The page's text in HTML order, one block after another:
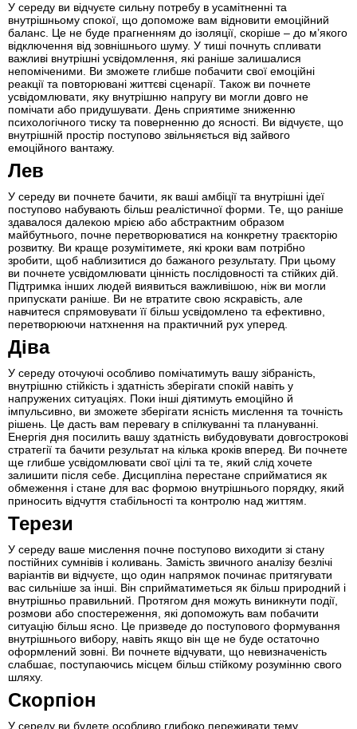
У середу ви відчуєте сильну потребу в усамітненні та
внутрішньому спокої, що допоможе вам відновити емоційний
баланс. Це не буде прагненням до ізоляції, скоріше – до м’якого
відключення від зовнішнього шуму. У тиші почнуть спливати
важливі внутрішні усвідомлення, які раніше залишалися
непоміченими. Ви зможете глибше побачити свої емоційні
реакції та повторювані життєві сценарії. Також ви почнете
усвідомлювати, яку внутрішню напругу ви могли довго не
помічати або придушувати. День сприятиме зниженню
психологічного тиску та поверненню до ясності. Ви відчуєте, що
внутрішній простір поступово звільняється від зайвого
емоційного вантажу.
Лев
У середу ви почнете бачити, як ваші амбіції та внутрішні ідеї
поступово набувають більш реалістичної форми. Те, що раніше
здавалося далекою мрією або абстрактним образом
майбутнього, почне перетворюватися на конкретну траєкторію
розвитку. Ви краще розумітимете, які кроки вам потрібно
зробити, щоб наблизитися до бажаного результату. При цьому
ви почнете усвідомлювати цінність послідовності та стійких дій.
Підтримка інших людей виявиться важливішою, ніж ви могли
припускати раніше. Ви не втратите свою яскравість, але
навчитеся спрямовувати її більш усвідомлено та ефективно,
перетворюючи натхнення на практичний рух уперед.
Діва
У середу оточуючі особливо помічатимуть вашу зібраність,
внутрішню стійкість і здатність зберігати спокій навіть у
напружених ситуаціях. Поки інші діятимуть емоційно й
імпульсивно, ви зможете зберігати ясність мислення та точність
рішень. Це дасть вам перевагу в спілкуванні та плануванні.
Енергія дня посилить вашу здатність вибудовувати довгострокові
стратегії та бачити результат на кілька кроків вперед. Ви почнете
ще глибше усвідомлювати свої цілі та те, який слід хочете
залишити після себе. Дисципліна перестане сприйматися як
обмеження і стане для вас формою внутрішнього порядку, який
приносить відчуття стабільності та контролю над життям.
Терези
У середу ваше мислення почне поступово виходити зі стану
постійних сумнівів і коливань. Замість звичного аналізу безлічі
варіантів ви відчуєте, що один напрямок починає притягувати
вас сильніше за інші. Він сприйматиметься як більш природний і
внутрішньо правильний. Протягом дня можуть виникнути події,
розмови або спостереження, які допоможуть вам побачити
ситуацію більш ясно. Це призведе до поступового формування
внутрішнього вибору, навіть якщо він ще не буде остаточно
оформлений зовні. Ви почнете відчувати, що невизначеність
слабшає, поступаючись місцем більш стійкому розумінню свого
шляху.
Скорпіон
У середу ви будете особливо глибоко переживати тему